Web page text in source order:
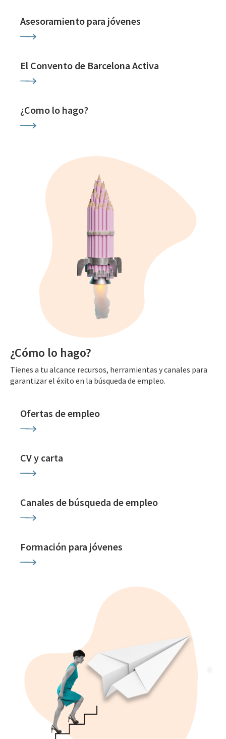
Asesoramiento para jóvenes
El Convento de Barcelona Activa
¿Como lo hago?
¿Cómo lo hago?
Tienes a tu alcance recursos, herramientas y canales para
garantizar el éxito en la búsqueda de empleo.
Ofertas de empleo
CV y carta
Canales de búsqueda de empleo
Formación para jóvenes